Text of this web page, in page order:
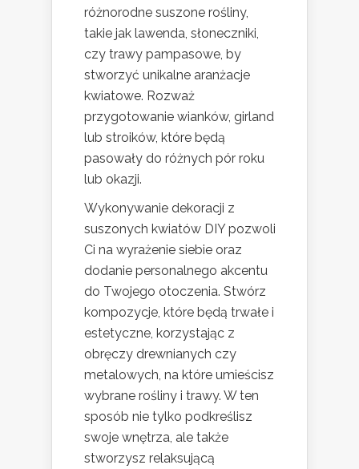
różnorodne suszone rośliny,
takie jak lawenda, słoneczniki,
czy trawy pampasowe, by
stworzyć unikalne aranżacje
kwiatowe. Rozważ
przygotowanie wianków, girland
lub stroików, które będą
pasowały do różnych pór roku
lub okazji.
Wykonywanie dekoracji z
suszonych kwiatów DIY pozwoli
Ci na wyrażenie siebie oraz
dodanie personalnego akcentu
do Twojego otoczenia. Stwórz
kompozycje, które będą trwałe i
estetyczne, korzystając z
obręczy drewnianych czy
metalowych, na które umieścisz
wybrane rośliny i trawy. W ten
sposób nie tylko podkreślisz
swoje wnętrza, ale także
stworzysz relaksującą